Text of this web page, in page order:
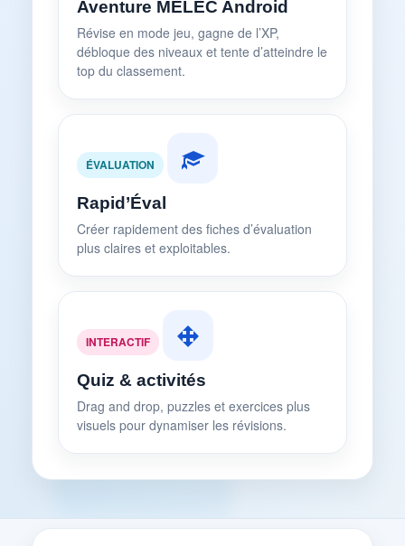
Aventure MELEC Android
Révise en mode jeu, gagne de l’XP,
débloque des niveaux et tente d’atteindre le
top du classement.
ÉVALUATION
Rapid’Éval
Créer rapidement des fiches d’évaluation
plus claires et exploitables.
INTERACTIF
Quiz & activités
Drag and drop, puzzles et exercices plus
visuels pour dynamiser les révisions.